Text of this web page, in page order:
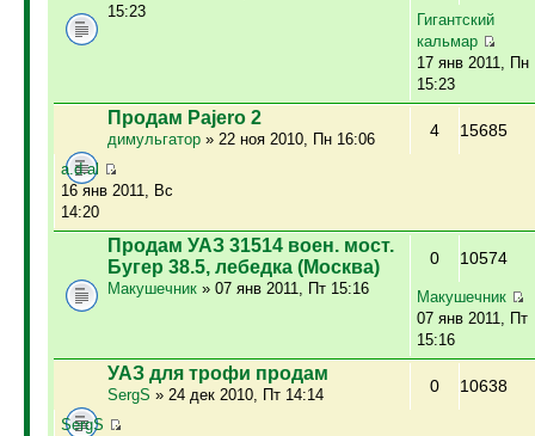
15:23
Гигантский
кальмар
17 янв 2011, Пн
15:23
Продам Pajero 2
димульгатор» 22 ноя 2010, Пн 16:06 4 15685
a.d.al
16 янв 2011, Вс
14:20
Продам УАЗ 31514 воен. мост.
Бугер 38.5, лебедка (Москва)
Макушечник» 07 янв 2011, Пт 15:16
0 10574
Макушечник
07 янв 2011, Пт
15:16
УАЗ для трофи продам
SergS » 24 дек 2010, Пт 14:14 0 10638
SergS